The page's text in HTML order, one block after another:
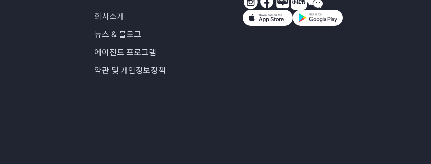
회사소개
뉴스 & 블로그
에이전트 프로그램
약관 및 개인정보정책